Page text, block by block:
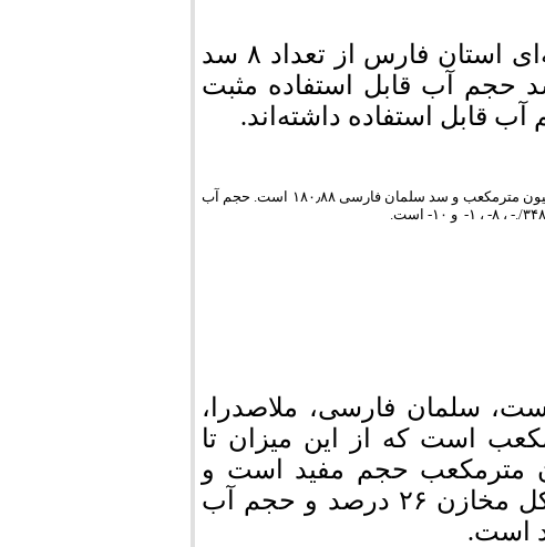
براساس آمار دریافتی از شرکت آب منطقه‌ای استان فارس از تعداد ۸ سد
بهره‌برداری این استان تنها در ۳ سد حجم آب قابل استفاده مثبت
قابل استفاده داشته‌اند.
مخزن سد درودزن ۵۶٫۵ میلیون مترمکعب، این میزان در سد ملاصدرا ۴۰٫۲۳۶ میلیون مترمکعب و سد سلمان فارسی ۱۸۰٫۸۸ است. حجم آب
سلمان فارسی، ملاصدرا،
۲۸۵۲ میلیون مترمکعب است که از این میزان تا
امسال تنها ۲۵۷ میلیون مترمکعب حجم مفید است و
درصد حجم کل آب موجود نسبت به حجم کل مخازن ۲۶ درصد و حجم آب